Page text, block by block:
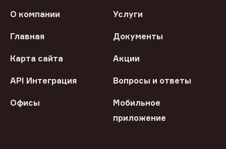
О компании Услуги
Главная Документы
Карта сайта Акции
API Интеграция Вопросы и ответы
Офисы
Мобильное
приложение